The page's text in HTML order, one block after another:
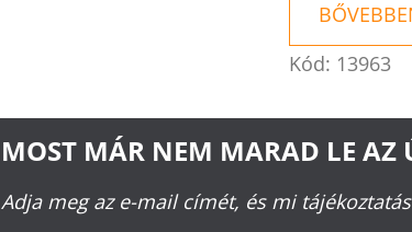
Kód: 13963
MOST MÁR NEM MARAD LE AZ
Adja meg az e-mail címét, és mi